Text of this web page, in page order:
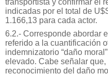
transportista y confirmar el
indicadas por el total de
1.166,13 para cada actor.
6.2.- Corresponde abordar
referido a la cuantificación
indemnizatorio “daño
elevado. Cabe señalar que,
reconocimiento del daño